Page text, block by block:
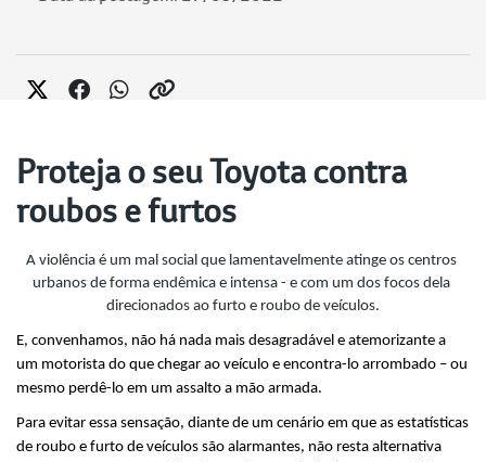
Proteja o seu Toyota contra
roubos e furtos
A violência é um mal social que lamentavelmente atinge os centros
urbanos de forma endêmica e intensa - e com um dos focos dela
direcionados ao furto e roubo de veículos.
E, convenhamos, não há nada mais desagradável e atemorizante a
um motorista do que chegar ao veículo e encontra-lo arrombado – ou
mesmo perdê-lo em um assalto a mão armada.
Para evitar essa sensação, diante de um cenário em que as estatísticas
de roubo e furto de veículos são alarmantes, não resta alternativa